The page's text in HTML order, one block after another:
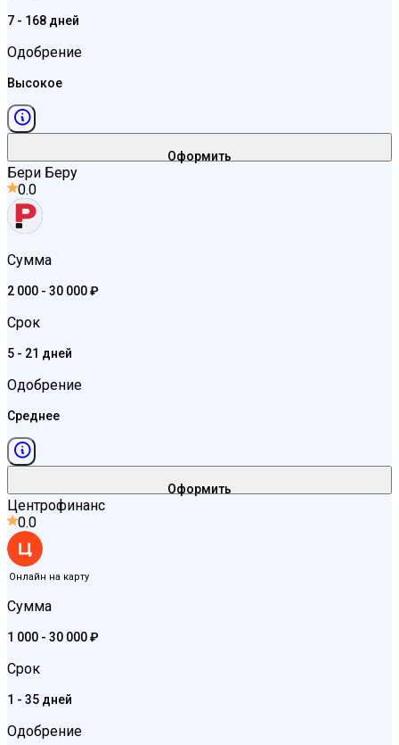
7 - 168 дней
Одобрение
Высокое
Оформить
Бери Беру
0.0
Сумма
2 000 - 30 000 ₽
Срок
5 - 21 дней
Одобрение
Среднее
Оформить
Центрофинанс
0.0
Онлайн на карту
Сумма
1 000 - 30 000 ₽
Срок
1 - 35 дней
Одобрение